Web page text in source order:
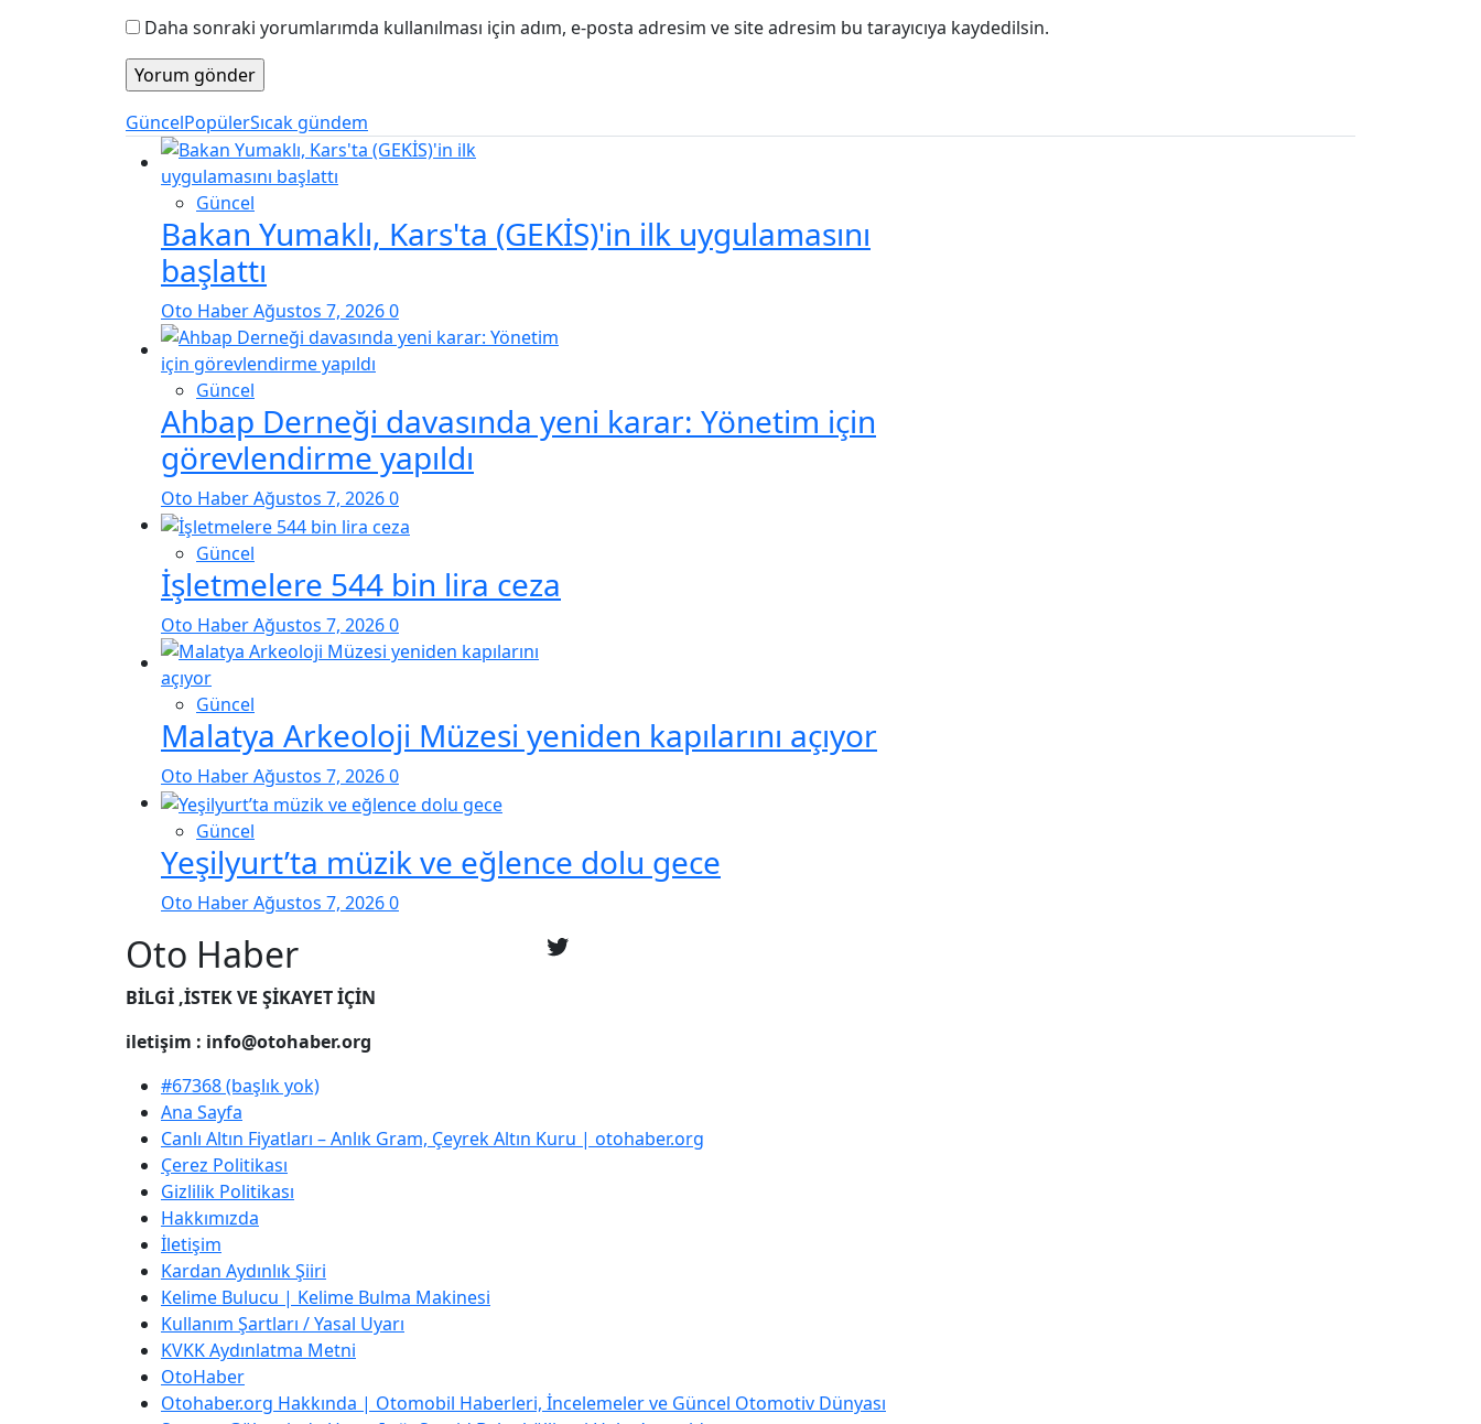
Daha sonraki yorumlarımda kullanılması için adım, e-posta adresim ve site adresim bu tarayıcıya kaydedilsin.
GüncelPopülerSıcak gündem
Güncel
Bakan Yumaklı, Kars'ta (GEKİS)'in ilk uygulamasını
başlattı
Oto HaberAğustos 7, 20260
Güncel
Ahbap Derneği davasında yeni karar: Yönetim için
görevlendirme yapıldı
Oto HaberAğustos 7, 20260
Güncel
İşletmelere 544 bin lira ceza
Oto HaberAğustos 7, 20260
Güncel
Malatya Arkeoloji Müzesi yeniden kapılarını açıyor
Oto HaberAğustos 7, 20260
Güncel
Yeşilyurt’ta müzik ve eğlence dolu gece
Oto HaberAğustos 7, 20260
Oto Haber
BİLGİ ,İSTEK VE ŞİKAYET İÇİN
iletişim : info@otohaber.org
#67368 (başlık yok)
Ana Sayfa
Canlı Altın Fiyatları – Anlık Gram, Çeyrek Altın Kuru | otohaber.org
Çerez Politikası
Gizlilik Politikası
Hakkımızda
İletişim
Kardan Aydınlık Şiiri
Kelime Bulucu | Kelime Bulma Makinesi
Kullanım Şartları / Yasal Uyarı
KVKK Aydınlatma Metni
OtoHaber
Otohaber.org Hakkında | Otomobil Haberleri, İncelemeler ve Güncel Otomotiv Dünyası